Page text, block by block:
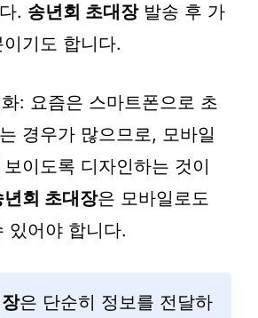
. 송년회 초대장발송 후 가
기도 합니다.
: 요즘은 스마트폰으로 초
경우가 많으므로, 모바일
이도록 디자인하는 것이
년회 초대장은 모바일로도
있어야 합니다.
은 단순히 정보를 전달하